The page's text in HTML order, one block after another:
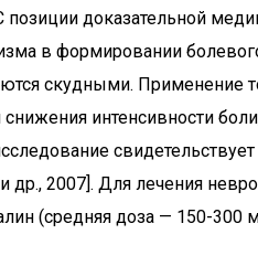
позиции доказательной
в формировании
скудными. Применение
интенсивности
2007]. Для лечения
(средняя доза — 150-300